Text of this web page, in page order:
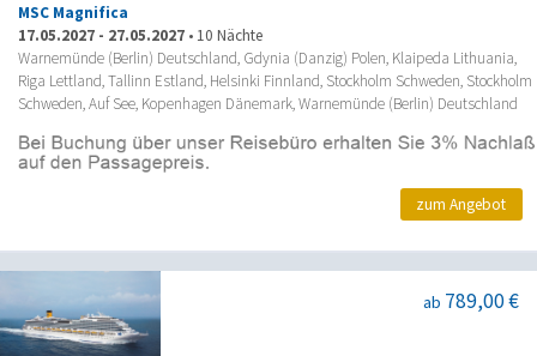
MSC Magnifica
17.05.2027 - 27.05.2027 • 10 Nächte
Warnemünde (Berlin) Deutschland, Gdynia (Danzig) Polen, Klaipeda Lithuania,
Riga Lettland, Tallinn Estland, Helsinki Finnland, Stockholm Schweden, Stockholm
Schweden, Auf See, Kopenhagen Dänemark, Warnemünde (Berlin) Deutschland
zum Angebot
ab 789,00 €